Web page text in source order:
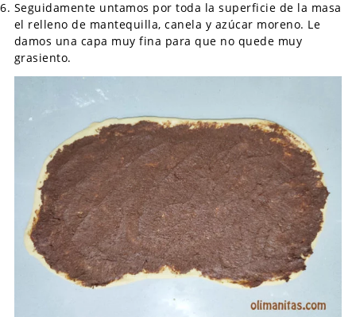
Seguidamente untamos por toda la superficie de la masa
el relleno de mantequilla, canela y azúcar moreno. Le
damos una capa muy fina para que no quede muy
grasiento.